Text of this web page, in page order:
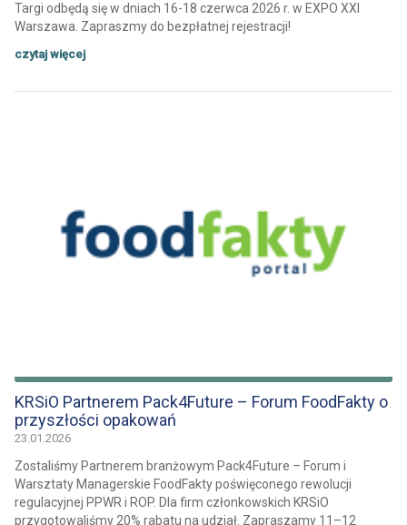
Targi odbędą się w dniach 16-18 czerwca 2026 r. w EXPO XXI
Warszawa. Zapraszmy do bezpłatnej rejestracji!
czytaj więcej
KRSiO Partnerem Pack4Future – Forum FoodFakty o
przyszłości opakowań
23.01.2026
Zostaliśmy Partnerem branżowym Pack4Future – Forum i
Warsztaty Managerskie FoodFakty poświęconego rewolucji
regulacyjnej PPWR i ROP. Dla firm członkowskich KRSiO
przygotowaliśmy 20% rabatu na udział. Zapraszamy 11–12